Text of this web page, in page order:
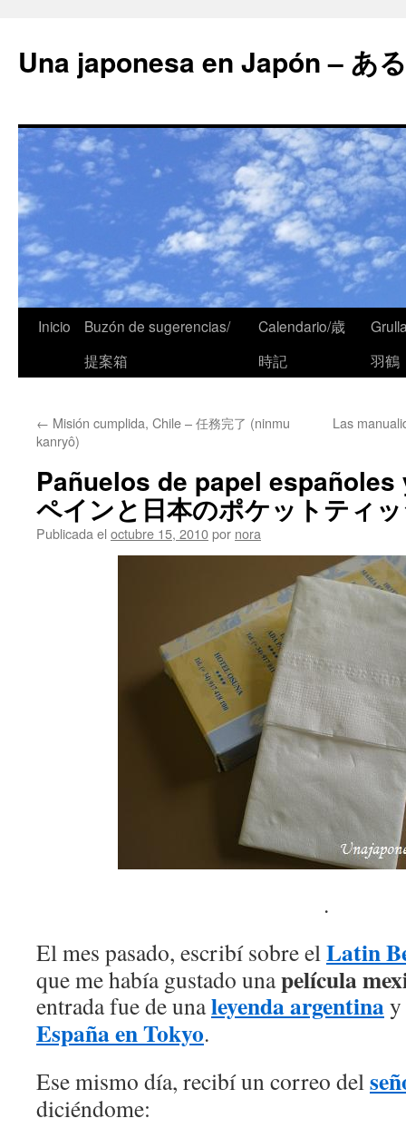
Una japonesa en Japón – あ
Inicio
Buzón de sugerencias/
提案箱
Calendario/歳
時記
羽鶴
← Misión cumplida, Chile – 任務完了 (ninmu
kanryô)
Las
Pañuelos de papel
ペインと日本のポケットティ
Publicada el octubre 15, 2010por nora
.
El mes pasado, escribí sobre elLatin
que me había gustado unapelícula
entrada fue de unaleyenda argentinay
España en Tokyo.
Ese mismo día, recibí un correo del
diciéndome: